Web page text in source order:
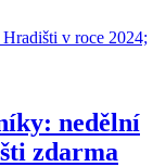
nedělní
zdarma